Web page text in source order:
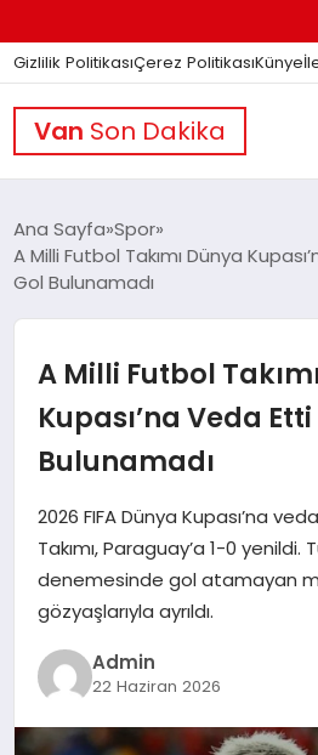
Gizlilik PolitikasıÇerez PolitikasıKünye
Van Son Dakika
GÜNDEM
DÜNYA
EĞITIM
EKONOMI
MAGAZIN
SAĞLIK
Ana Sayfa Spor
A Milli Futbol Takımı Dünya
Gol Bulunamadı
A Milli Futbol
Kupası’na Veda
Bulunamadı
2026 FIFA Dünya Kupası’na
Takımı, Paraguay’a 1-0
denemesinde gol atamayan
gözyaşlarıyla ayrıldı.
Admin
22 Haziran 2026